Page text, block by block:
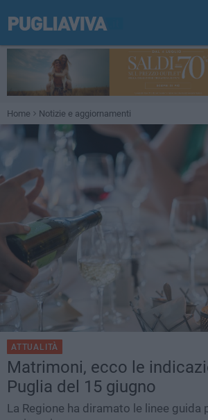
Home Notizie e aggiornamenti
ATTUALITÀ
Matrimoni, ecco le
Puglia del 15 giugno
La Regione ha diramato le linee guida